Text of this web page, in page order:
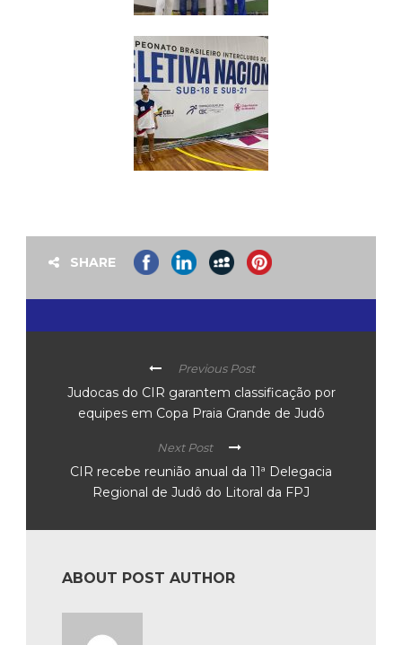
SHARE
Previous Post
Judocas do CIR garantem classificação por
equipes em Copa Praia Grande de Judô
Next Post
CIR recebe reunião anual da 11ª Delegacia
Regional de Judô do Litoral da FPJ
ABOUT POST AUTHOR